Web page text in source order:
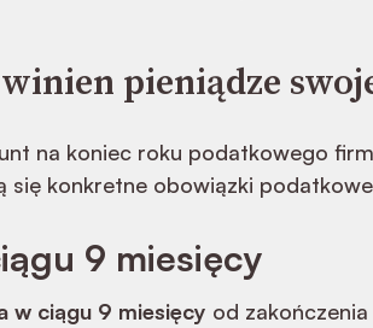
pieniądze
na koniec roku podatkowego
się konkretne obowiązki
9 miesięcy
w ciągu 9 miesięcy od